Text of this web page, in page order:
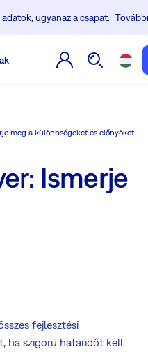
ugyanaz a csapat.
meg a különbségeket és előnyöket
Ismerje
fejlesztési
ha szigorú határidőt kell